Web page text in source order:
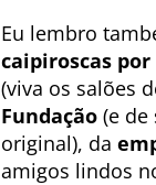
Eu lembro
caipiroscas
(viva os salões
Fundação (e
original), da
amigos lindos